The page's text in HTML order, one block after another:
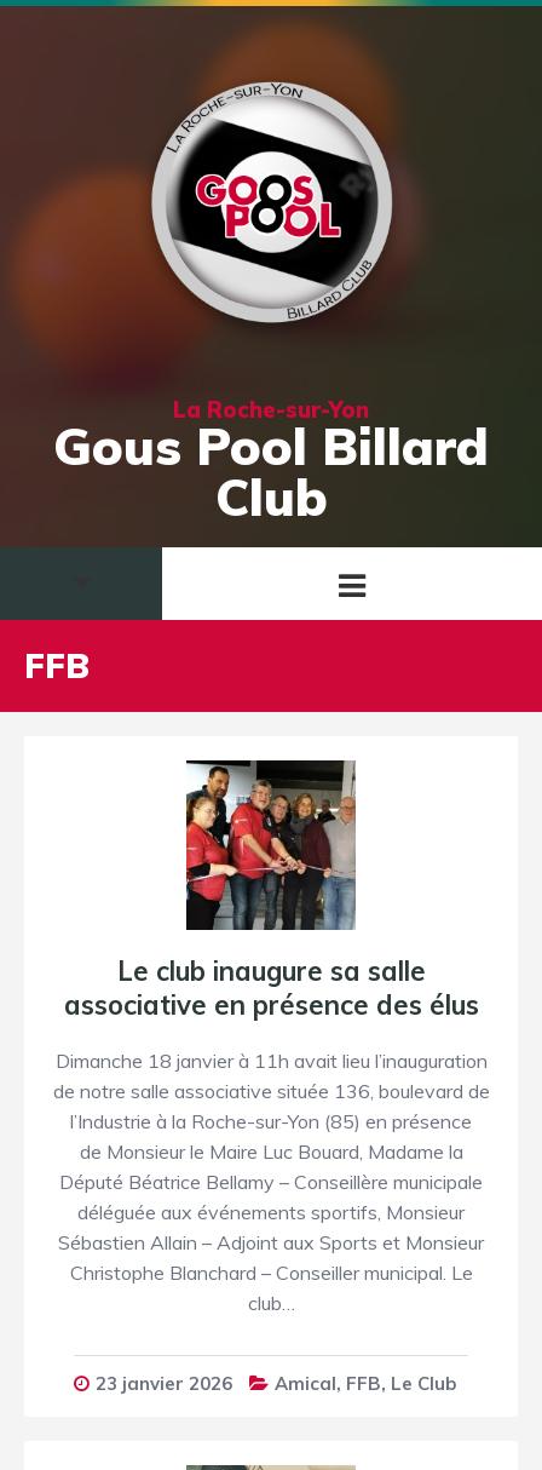
La Roche-sur-Yon
Gous Pool Billard
Club
FFB
Le club inaugure sa salle
associative en présence des élus
Dimanche 18 janvier à 11h avait lieu l’inauguration
de notre salle associative située 136, boulevard de
l’Industrie à la Roche-sur-Yon (85) en présence
de Monsieur le Maire Luc Bouard, Madame la
Député Béatrice Bellamy – Conseillère municipale
déléguée aux événements sportifs, Monsieur
Sébastien Allain – Adjoint aux Sports et Monsieur
Christophe Blanchard – Conseiller municipal. Le
club…
23 janvier 2026 Amical, FFB, Le Club